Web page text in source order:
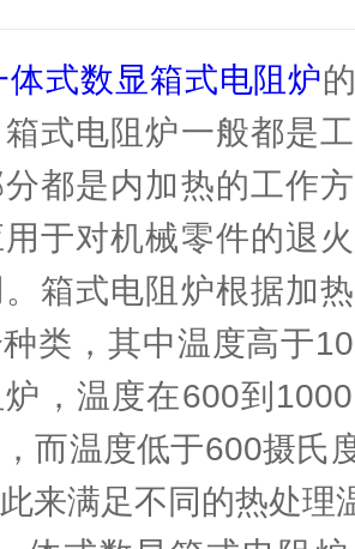
体式数显箱式电阻炉
式电阻炉一般都是
都是内加热的工作
于对机械零件的退
箱式电阻炉根据加
类，其中温度高于
，温度在600到
而温度低于600摄氏
来满足不同的热处理